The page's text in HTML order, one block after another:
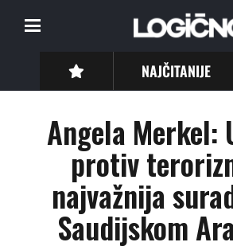
NAJČITANIJE
Angela Merkel:
protiv
najvažnija
Saudijskom